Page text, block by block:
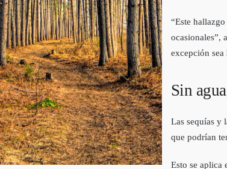
“Este
ocasionales”,
excepción sea
Sin
Las sequías y
que podrían
Esto se aplica